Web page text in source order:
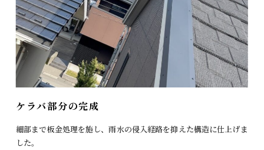
ケラバ部分の完成
細部まで板金処理を施し、雨水の侵入経路を抑えた構造に仕上げま
した。